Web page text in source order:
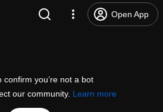
Open App
confirm you’re not a bot
our community. Learn more